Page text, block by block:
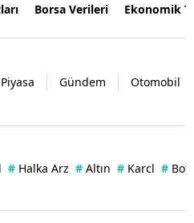
Borsa Verileri Ekonomik
Piyasa Gündem Otomobil
# Halka Arz # Altın # Karcl #